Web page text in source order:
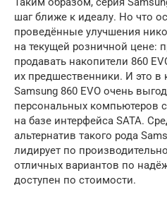
шаг ближе к идеалу. Но что
проведённые улучшения
на текущей розничной цене:
продавать накопители 860
их предшественники. И это в
Samsung 860 EVO очень
персональных компьютеров
на базе интерфейса SATA.
альтернатив такого рода
лидирует по
отличных вариантов по
доступен по стоимости.